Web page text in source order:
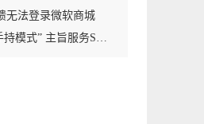
无法登录微软商城